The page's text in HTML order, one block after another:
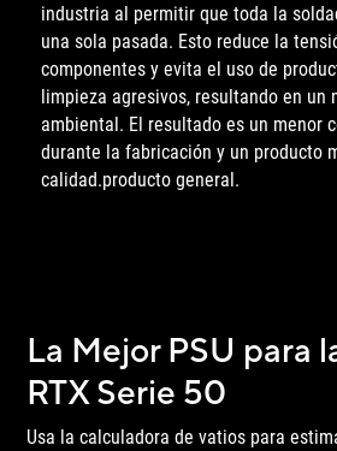
industria al permitir que toda la
una sola pasada. Esto reduce la
componentes y evita el uso de
limpieza agresivos, resultando en un
ambiental. El resultado es un menor
durante la fabricación y un producto
calidad.producto general.
La Mejor PSU para
RTX Serie 50
Usa la calculadora de vatios para